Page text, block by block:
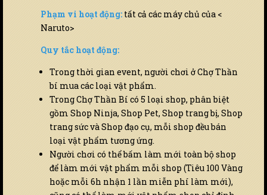
Phạm vi hoạt động: tất cả các máy chủ của <
Naruto>
Quy tắc hoạt động:
Trong thời gian event, người chơi ở Chợ Thần
bí mua các loại vật phẩm.
Trong Chợ Thần Bí có 5 loại shop, phân biệt
gồm Shop Ninja, Shop Pet, Shop trang bị, Shop
trang sức và Shop đạo cụ, mỗi shop đều bán
loại vật phẩm tương ứng.
Người chơi có thể bấm làm mới toàn bộ shop
để làm mới vật phẩm mỗi shop (Tiêu 100 Vàng
hoặc mỗi 6h nhận 1 lần miễn phí làm mới),